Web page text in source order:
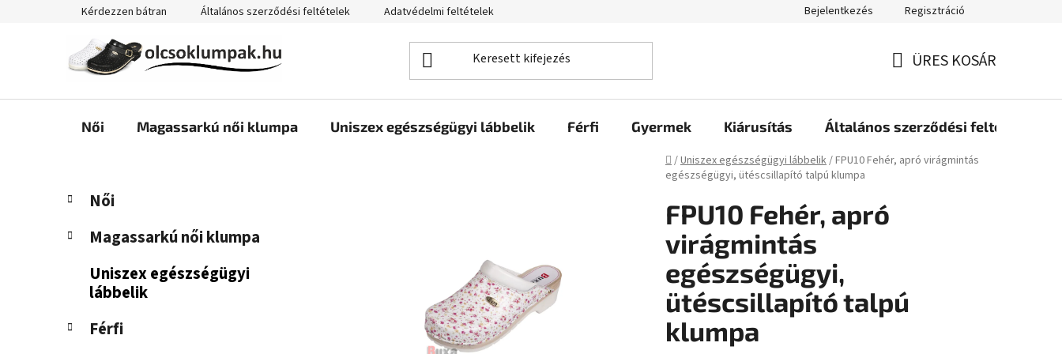
tartalomhoz
Kérdezzen bátran Általános szerződési feltételek Adatvédelmi feltételek Bejelentkezés Regisztráció
ÜRES KOSÁR
Női Magassarkú női klumpa Uniszex egészségügyi lábbelik Férfi Gyermek Kiárusítás Általános szerződési feltételek
Kezdőlap
/Uniszex egészségügyi lábbelik/FPU10 Fehér, apró virágmintás
egészségügyi, ütéscsillapító talpú klumpa
O
d
p
Kategóriák
átugrása
K
a
e
á
Női
Magassarkú női klumpa
Uniszex egészségügyi
lábbelik
Férfi
FPU10 Fehér, apró
virágmintás
egészségügyi,
ütéscsillapító talpú
klumpa